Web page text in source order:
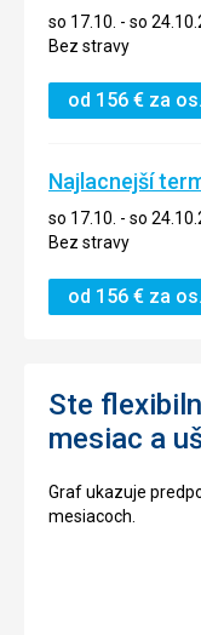
so 17.10. - so
Bez stravy
od 156 € za os.
Najlacnejší
so 17.10. - so
Bez stravy
od 156 € za os.
Ste
mesiac a
Graf ukazuje
mesiacoch.